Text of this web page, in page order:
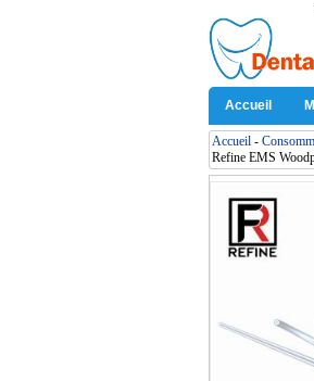
Accueil
Accueil -
Refine EMS